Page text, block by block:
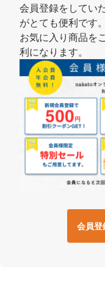
会員登録をしてい
がとても便利です。
お気に入り商品を
利になります。
会員登